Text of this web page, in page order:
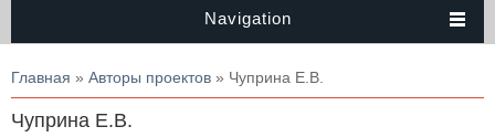
Navigation
Вы здесь
Главная » Авторы проектов » Чуприна Е.В.
Чуприна Е.В.